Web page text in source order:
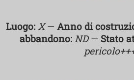
Luogo: X— Anno di
abbandono: ND— Stato